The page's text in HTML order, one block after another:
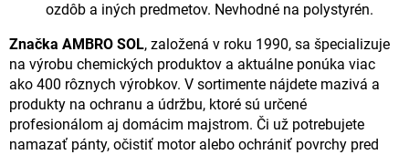
ozdôb a iných predmetov. Nevhodné na polystyrén.
Značka AMBRO SOL, založená v roku 1990, sa špecializuje
na výrobu chemických produktov a aktuálne ponúka viac
ako 400 rôznych výrobkov. V sortimente nájdete mazivá a
produkty na ochranu a údržbu, ktoré sú určené
profesionálom aj domácim majstrom. Či už potrebujete
namazať pánty, očistiť motor alebo ochrániť povrchy pred